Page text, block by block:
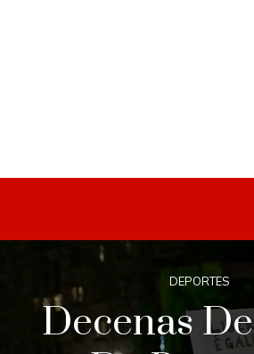
DEPORTES
Decenas